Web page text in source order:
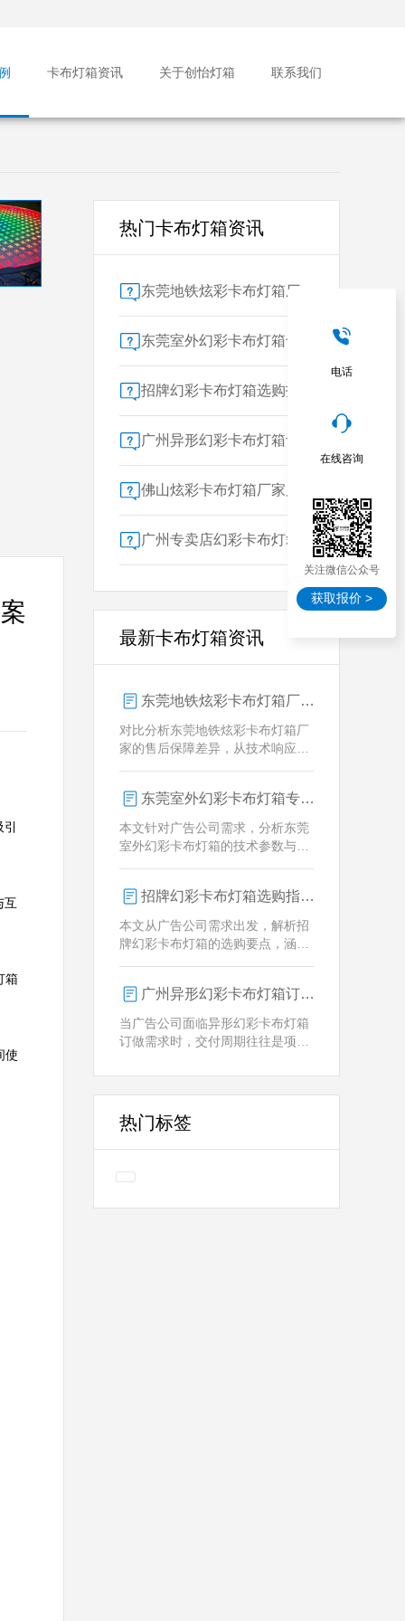
卡布灯箱资讯 关于创怡灯箱 联系我们
互
箱
使
热门卡布灯箱资讯
广州专卖店幻彩卡布灯箱选购指南：一位广告总监的售后保障启示录
最新卡布灯箱资讯
东莞地铁炫彩卡布灯箱厂家售后保障对比指南：广告公司选型核心要素解析
对比分析东莞地铁炫彩卡布灯箱厂
家的售后保障差异，从技术响应、
在动态效果与全天候耐用性上的专
业解决方案。
东莞室外幻彩卡布灯箱专业供应商技术解析
本文针对广告公司需求，分析东莞
室外幻彩卡布灯箱的技术参数与定
招牌幻彩卡布灯箱选购指南：广州广告公司专业视角
本文从广告公司需求出发，解析招
牌幻彩卡布灯箱的选购要点，涵盖
户提供专业解决方案。
广州异形幻彩卡布灯箱订做：广告人必看的交付周期决策指南
当广告公司面临异形幻彩卡布灯箱
订做需求时，交付周期往往是项目
过技术预配与柔性生产体系，将定
制周期压缩至行业领先水平？
热门标签
电话
在线咨询
关注微信公众号
获取报价 >